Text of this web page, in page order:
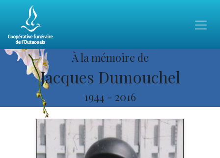
À la mémoire de
Jacques Dumouchel
1944 - 2016